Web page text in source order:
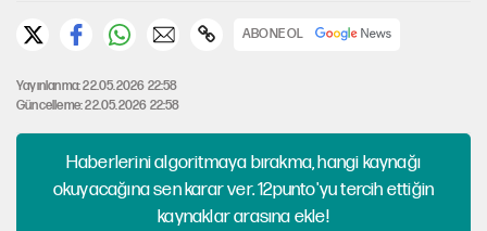
ABONE OL
Yayınlanma: 22.05.2026 22:58
Güncelleme: 22.05.2026 22:58
Haberlerini algoritmaya bırakma, hangi kaynağı
okuyacağına sen karar ver. 12punto'yu tercih ettiğin
kaynaklar arasına ekle!